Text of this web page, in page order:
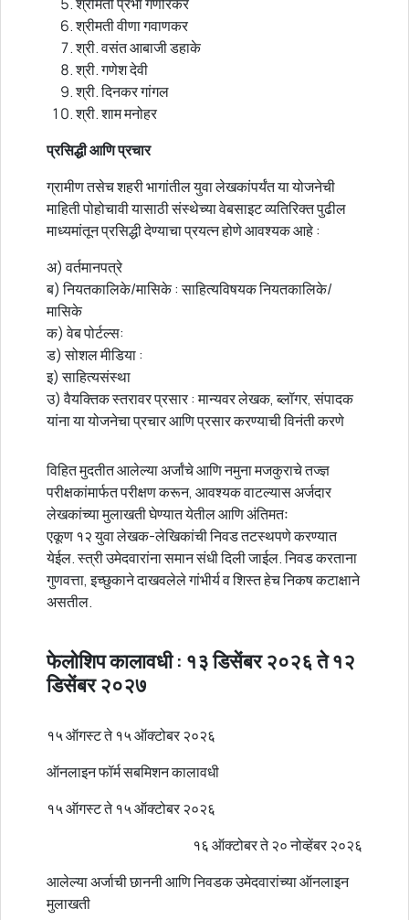
श्रीमती वीणा गवाणकर
श्री. वसंत आबाजी डहाके
श्री. गणेश देवी
श्री. दिनकर गांगल
श्री. शाम मनोहर
प्रसिद्धी आणि प्रचार
ग्रामीण तसेच शहरी भागांतील युवा लेखकांपर्यंत या योजनेची
माहिती पोहोचावी यासाठी संस्थेच्या वेबसाइट व्यतिरिक्त पुढील
माध्यमांतून प्रसिद्धी देण्याचा प्रयत्न होणे आवश्यक आहे :
अ) वर्तमानपत्रे
ब) नियतकालिके/मासिके : साहित्यविषयक नियतकालिके/
मासिके
क) वेब पोर्टल्स:
ड) सोशल मीडिया :
इ) साहित्यसंस्था
उ) वैयक्तिक स्तरावर प्रसार : मान्यवर लेखक, ब्लॉगर, संपादक
यांना या योजनेचा प्रचार आणि प्रसार करण्याची विनंती करणे
विहित मुदतीत आलेल्या अर्जांचे आणि नमुना मजकुराचे तज्ज्ञ
परीक्षकांमार्फत परीक्षण करून, आवश्यक वाटल्यास अर्जदार
लेखकांच्या मुलाखती घेण्यात येतील आणि अंतिमतः
एकूण १२ युवा लेखक-लेखिकांची निवड तटस्थपणे करण्यात
येईल. स्त्री उमेदवारांना समान संधी दिली जाईल. निवड करताना
गुणवत्ता, इच्छुकाने दाखवलेले गांभीर्य व शिस्त हेच निकष कटाक्षाने
असतील.
फेलोशिप कालावधी : १३ डिसेंबर २०२६ ते १२
डिसेंबर २०२७
१५ ऑगस्ट ते १५ ऑक्टोबर २०२६
ऑनलाइन फॉर्म सबमिशन कालावधी
१५ ऑगस्ट ते १५ ऑक्टोबर २०२६
१६ ऑक्टोबर ते २० नोव्हेंबर २०२६
आलेल्या अर्जाची छाननी आणि निवडक उमेदवारांच्या ऑनलाइन
मुलाखती